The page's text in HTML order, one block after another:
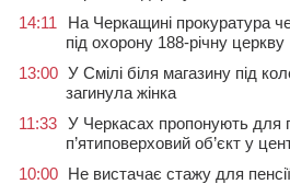
14:11
На Черкащині прокуратура
під охорону 188-річну церкву
13:00 У Смілі біля магазину під
загинула жінка
11:33 У Черкасах пропонують для
п’ятиповерховий об’єкт у
10:00 Не вистачає стажу для